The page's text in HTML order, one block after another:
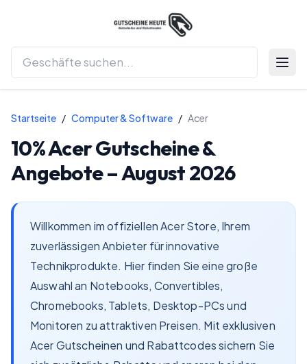
Startseite / Computer & Software / Acer
10%AcerGutscheine &
Angebote –August 2026
Willkommen im offiziellen Acer Store, Ihrem
zuverlässigen Anbieter für innovative
Technikprodukte. Hier finden Sie eine große
Auswahl an Notebooks, Convertibles,
Chromebooks, Tablets, Desktop-PCs und
Monitoren zu attraktiven Preisen. Mit exklusiven
Acer Gutscheinen und Rabattcodes sichern Sie